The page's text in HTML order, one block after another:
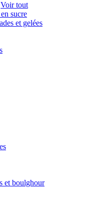
Voir tout
sucre
et gelées
et boulghour